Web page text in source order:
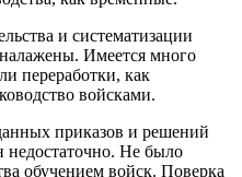
и систематизации
Имеется много
переработки, как
войсками.
приказов и решений
недостаточно. Не было
обучением войск. Поверка